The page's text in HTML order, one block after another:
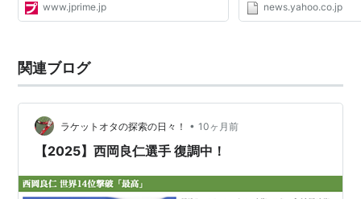
www.jprime.jp news.yahoo.co.jp
関連ブログ
ラケットオタの探索の日々！ • 10ヶ月前
【2025】西岡良仁選手 復調中！